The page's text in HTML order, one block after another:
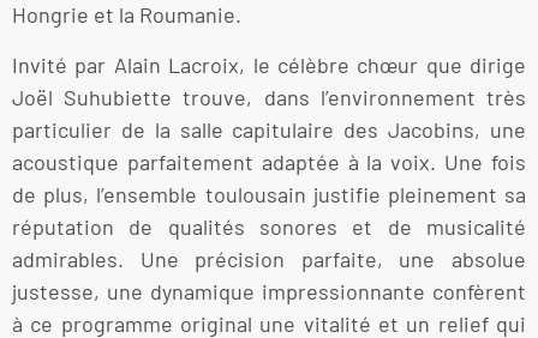
Hongrie et la Roumanie.
Invité par Alain Lacroix, le célèbre chœur que dirige
Joël Suhubiette trouve, dans l’environnement très
particulier de la salle capitulaire des Jacobins, une
acoustique parfaitement adaptée à la voix. Une fois
de plus, l’ensemble toulousain justifie pleinement sa
réputation de qualités sonores et de musicalité
admirables. Une précision parfaite, une absolue
justesse, une dynamique impressionnante confèrent
à ce programme original une vitalité et un relief qui